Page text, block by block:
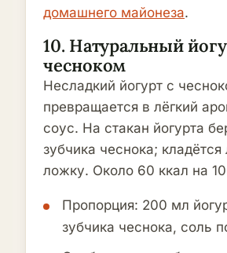
домашнего майонеза.
10. Натуральный
чесноком
Несладкий йогурт с
превращается в лёгкий
соус. На стакан йогурта
зубчика чеснока;
ложку. Около 60 ккал на
Пропорция: 200 мл
зубчика чеснока, соль